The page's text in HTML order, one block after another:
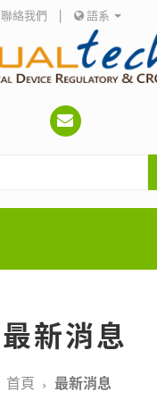
聯絡我們 | 語系
最新消息
首頁 最新消息